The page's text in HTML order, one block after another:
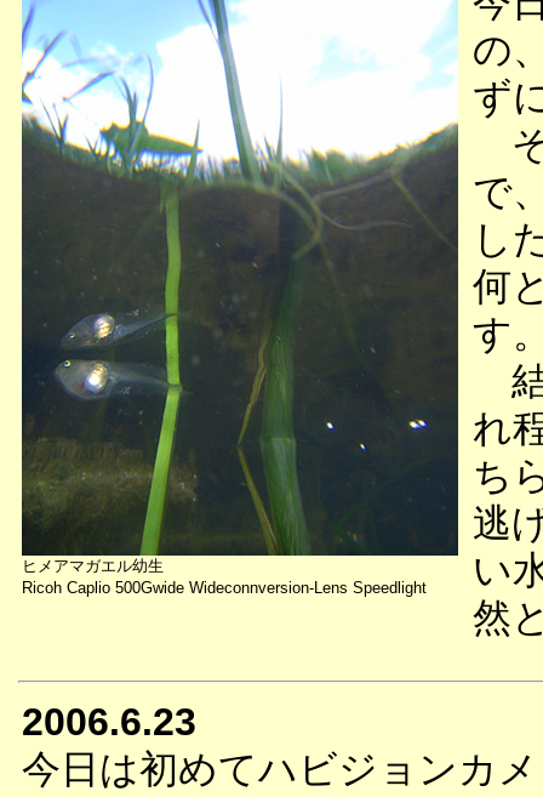
ヒメアマガエル幼生
Ricoh Caplio 500Gwide Wideconnversion-Lens Speedlight
の
ず
で
し
何
す
結
れ
ち
逃
い
然
2006.6.23
今日は初めてハビジョンカメ